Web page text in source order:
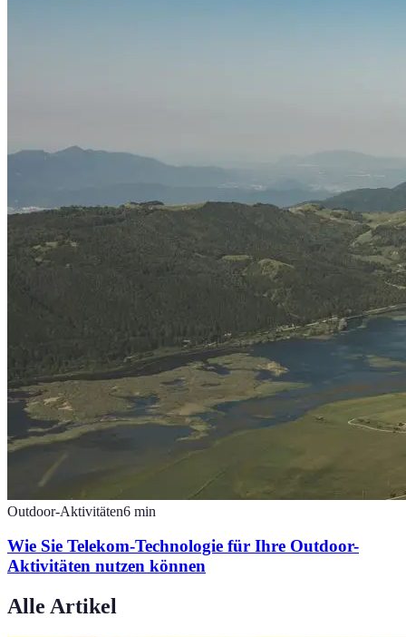
Outdoor-Aktivitäten6 min
Wie Sie Telekom-Technologie für Ihre Outdoor-
Aktivitäten nutzen können
Alle Artikel